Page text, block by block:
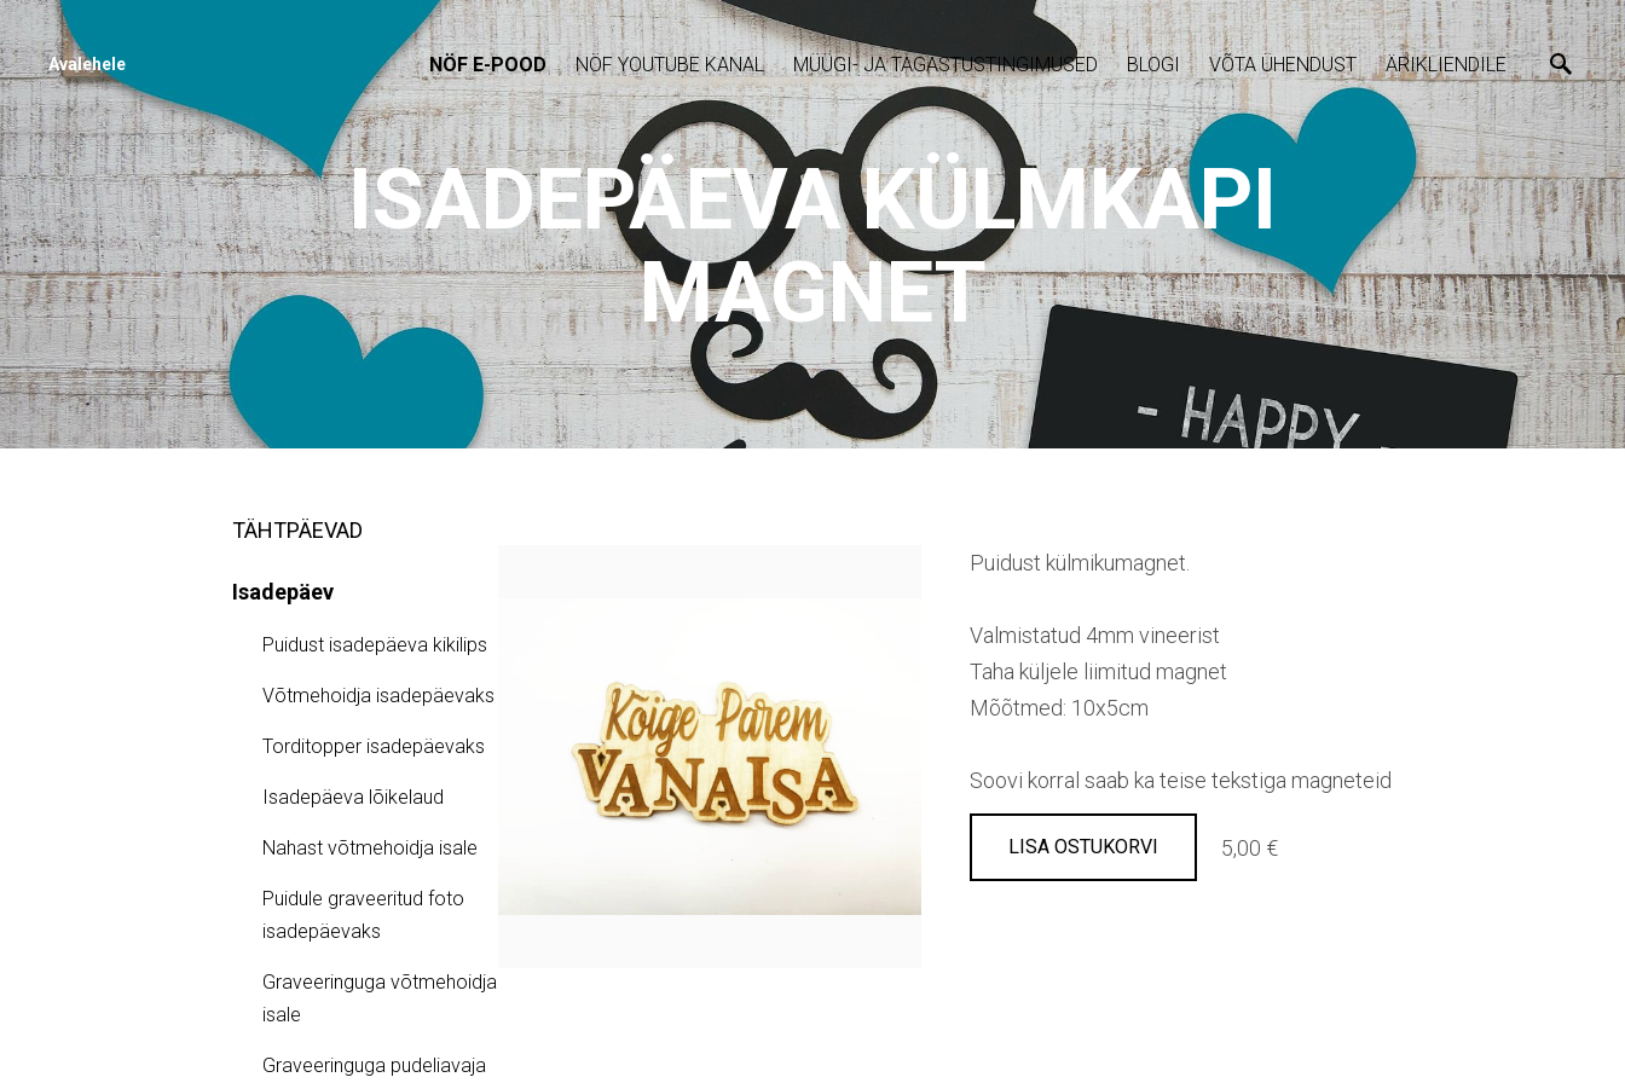
Avalehele NÖF E-POOD NÖF YOUTUBE KANAL MÜÜGI- JA TAGASTUSTINGIMUSED BLOGI VÕTA ÜHENDUST ÄRIKLIENDILE
ISADEPÄEVA KÜLMKAPI
MAGNET
TÄHTPÄEVAD
Isadepäev
Puidust isadepäeva kikilips
Võtmehoidja isadepäevaks
Torditopper isadepäevaks
Isadepäeva lõikelaud
Nahast võtmehoidja isale
Puidule graveeritud foto
isadepäevaks
Graveeringuga võtmehoidja
isale
Graveeringuga pudeliavaja
Puidust külmikumagnet.
Valmistatud 4mm vineerist
Taha küljele liimitud magnet
Mõõtmed: 10x5cm
Soovi korral saab ka teise tekstiga magneteid
LISA OSTUKORVI 5,00 €